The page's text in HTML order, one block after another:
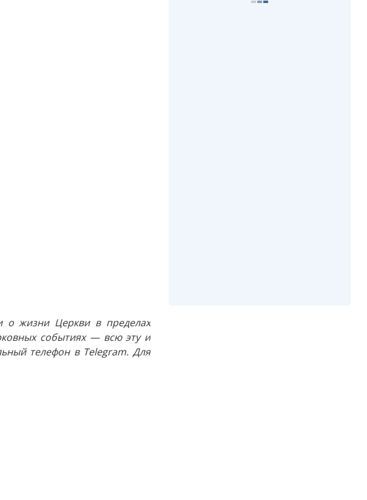
о жизни Церкви в пределах
событиях — всю эту и
телефон в Telegram. Для